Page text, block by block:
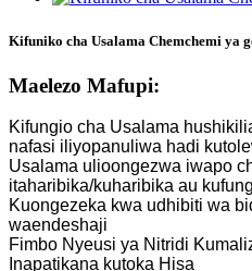
Kifuniko cha Usalama Chemchemi ya
Maelezo Mafupi:
Kifungio cha Usalama
nafasi iliyopanuliwa hadi
Usalama ulioongezwa iwapo
itaharibika/kuharibika au
Kuongezeka kwa udhibiti wa
waendeshaji
Fimbo Nyeusi ya Nitridi
Inapatikana kutoka Hisa